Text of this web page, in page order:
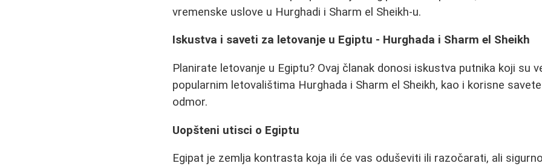
vremenske uslove u Hurghadi i Sharm el Sheikh-u.
Iskustva i saveti za letovanje u Egiptu - Hurghada i Sharm el Sheikh
Planirate letovanje u Egiptu? Ovaj članak donosi iskustva putnika koji su
popularnim letovalištima Hurghada i Sharm el Sheikh, kao i korisne
odmor.
Uopšteni utisci o Egiptu
Egipat je zemlja kontrasta koja ili će vas oduševiti ili razočarati, ali